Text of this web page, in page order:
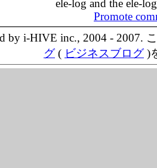
ele-log and the ele-
Promote
by i-HIVE inc., 2004 - 2007.
グ( ビジネスブログ)